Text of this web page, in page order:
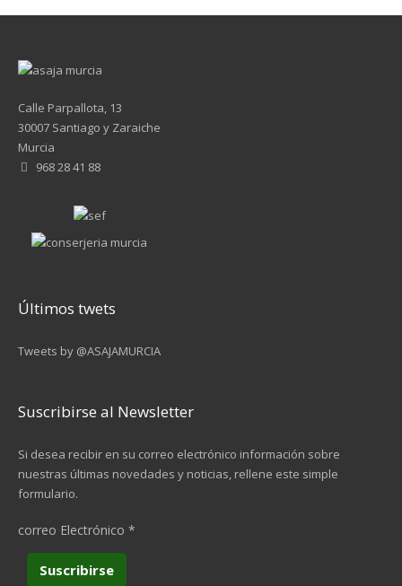
Calle Parpallota, 13
30007 Santiago y Zaraiche
Murcia
968 28 41 88
Últimos twets
Tweets by @ASAJAMURCIA
Suscribirse al Newsletter
Si desea recibir en su correo electrónico información sobre
nuestras últimas novedades y noticias, rellene este simple
formulario.
correo Electrónico *